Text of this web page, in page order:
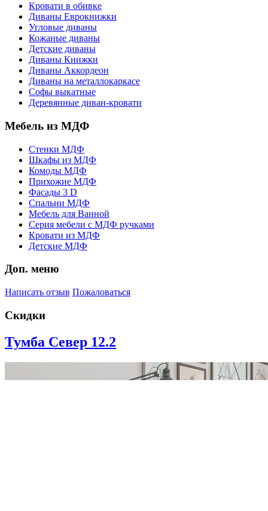
Кровати в обивке
Диваны Еврокнижки
Угловые диваны
Кожаные диваны
Детские диваны
Диваны Книжки
Диваны Аккордеон
Диваны на металлокаркасе
Софы выкатные
Деревянные диван-кровати
Мебель из МДФ
Стенки МДФ
Шкафы из МДФ
Комоды МДФ
Прихожие МДФ
Фасады 3 D
Спальни МДФ
Мебель для Ванной
Серия мебели с МДФ ручками
Кровати из МДФ
Детские МДФ
Доп. меню
Написать отзыв Пожаловаться
Скидки
Тумба Север 12.2